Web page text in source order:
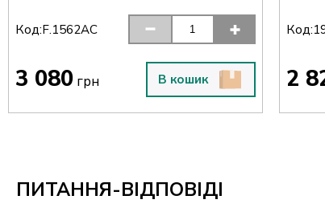
Код:F.1562AC
3 080 грн В кошик
Код:
2
ПИТАННЯ-ВІДПОВІДІ